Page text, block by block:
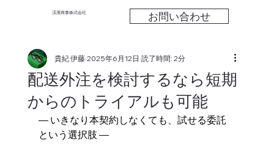
渓濱商事株式会社 お問い合わせ
配送外注を検討するなら短期
からのトライアルも可能
貴紀 伊藤 2025年6月12日 読了時間: 2分
― いきなり本契約しなくても、試せる委託
という選択肢 ―